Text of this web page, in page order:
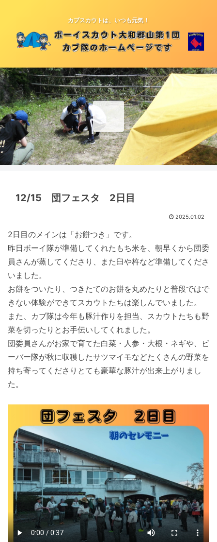
カブスカウトは、いつも元気！
12/15 団フェスタ 2日目
2025.01.02
2日目のメインは「お餅つき」です。
昨日ボーイ隊が準備してくれたもち米を、朝早くから団委
員さんが蒸してくださり、また臼や杵など準備してくださ
いました。
お餅をついたり、つきたてのお餅を丸めたりと普段ではで
きない体験ができてスカウトたちは楽しんでいました。
また、カブ隊は今年も豚汁作りを担当、スカウトたちも野
菜を切ったりとお手伝いしてくれました。
団委員さんがお家で育てた白菜・人参・大根・ネギや、ビ
ーバー隊が秋に収穫したサツマイモなどたくさんの野菜を
持ち寄ってくださりとても豪華な豚汁が出来上がりまし
た。